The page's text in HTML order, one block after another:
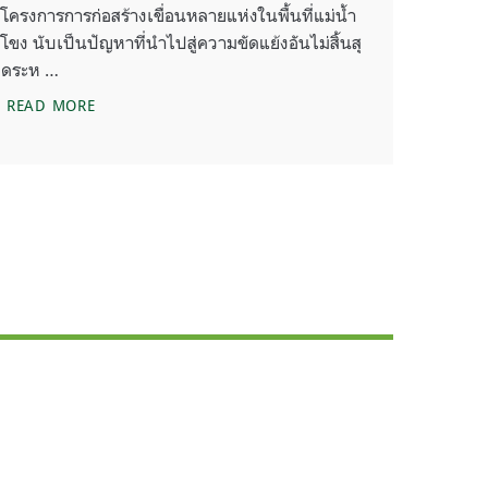
โครงการการก่อสร้างเขื่อนหลายแห่งในพื้นที่แม่น้ำ
โขง นับเป็นปัญหาที่นำไปสู่ความขัดแย้งอันไม่สิ้นสุ
ดระห …
READ MOREสรุปสาระสำคัญจากเวทีเสวนา “เขื่อนแม่โขง ค่าไฟ,ใครต้